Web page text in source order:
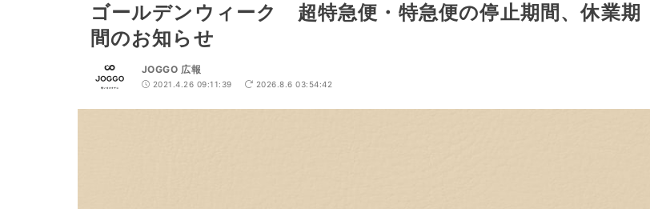
ゴールデンウィーク 超特急便・特急便の停止期間、休業期
間のお知らせ
JOGGO 広報
2021.4.26 09:11:39 2026.8.6 03:54:42